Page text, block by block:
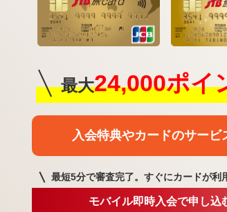
最大24,000ポイ
入会特典やカードのサービ
最短5分で審査完了。すぐにカードが利
モバイル即時入会で申し込